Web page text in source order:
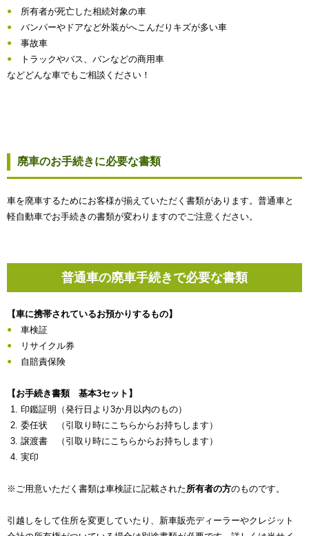
所有者が死亡した相続対象の車
バンパーやドアなど外装がへこんだりキズが多い車
事故車
トラックやバス、バンなどの商用車
などどんな車でもご相談ください！
廃車のお手続きに必要な書類
車を廃車するためにお客様が揃えていただく書類があります。普通車と
軽自動車でお手続きの書類が変わりますのでご注意ください。
普通車の廃車手続きで必要な書類
【車に携帯されているお預かりするもの】
車検証
リサイクル券
自賠責保険
【お手続き書類 基本3セット】
印鑑証明（発行日より3か月以内のもの）
委任状 （引取り時にこちらからお持ちします）
譲渡書 （引取り時にこちらからお持ちします）
実印
※ご用意いただく書類は車検証に記載された所有者の方のものです。
引越しをして住所を変更していたり、新車販売ディーラーやクレジット